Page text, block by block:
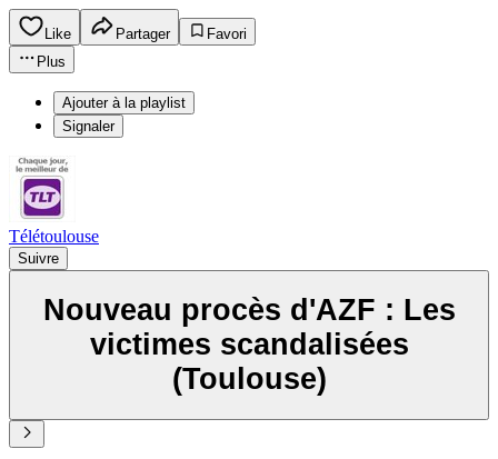
Like Partager
Favori
Plus
Ajouter à la playlist
Signaler
Télétoulouse
Suivre
Nouveau procès d'AZF : Les
victimes scandalisées
(Toulouse)